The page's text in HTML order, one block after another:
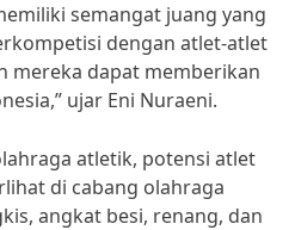
semangat juang yang
dengan atlet-atlet
mereka dapat memberikan
ujar Eni Nuraeni.
atletik, potensi atlet
di cabang olahraga
angkat besi, renang, dan